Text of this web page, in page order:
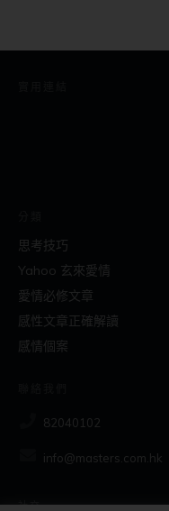
思考技巧
Yahoo 玄來愛情
愛情必修文章
感性文章正確解讀
感情個案
82040102
info@masters.com.hk
社交